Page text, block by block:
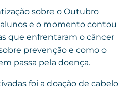
sobre o Outubro
alunos e o momento contou
que enfrentaram o câncer
prevenção e como o
passa pela doença.
foi a doação de cabelo